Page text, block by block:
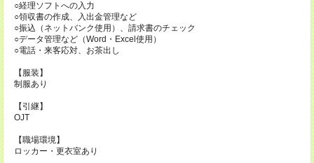
○経理ソフトへの入力
○領収書の作成、入出金管理など
○振込（ネットバンク使用）、請求書のチェック
○データ管理など（Word・Excel使用）
○電話・来客応対、お茶出し
【服装】
制服あり
【引継】
OJT
【職場環境】
ロッカー・更衣室あり